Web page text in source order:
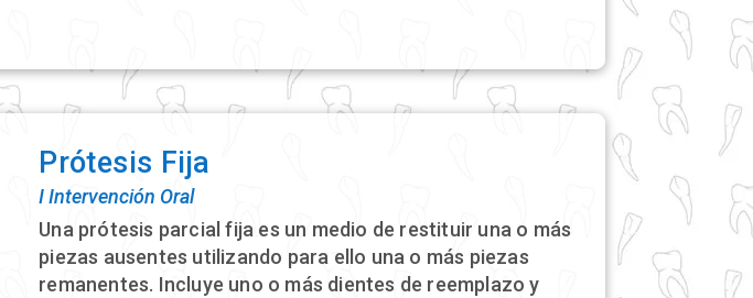
Prótesis Fija
Ι Intervención Oral
Una prótesis parcial fija es un medio de restituir una o más
piezas ausentes utilizando para ello una o más piezas
remanentes. Incluye uno o más dientes de reemplazo y